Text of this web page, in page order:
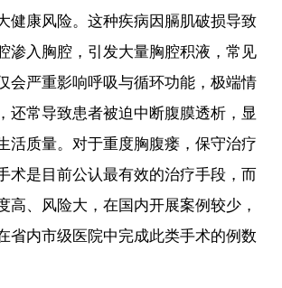
健康风险。这种疾病因膈肌破损导致
渗入胸腔，引发大量胸腔积液，常见
会严重影响呼吸与循环功能，极端情
还常导致患者被迫中断腹膜透析，显
活质量。对于重度胸腹瘘，保守治疗
术是目前公认最有效的治疗手段，而
高、风险大，在国内开展案例较少，
省内市级医院中完成此类手术的例数